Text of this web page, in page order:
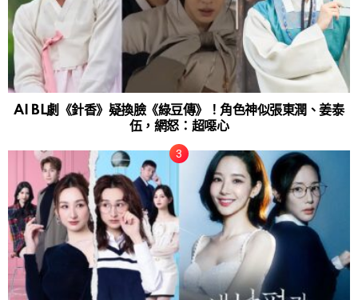
AI BL劇《針香》疑換臉《綠豆傳》！角色神似張東潤、姜泰
伍，網怒：超噁心